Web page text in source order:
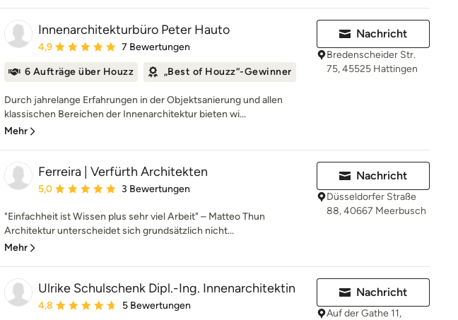
Innenarchitekturbüro Peter Hauto
Durchschnittliche Bewertung: 4.9 von 5 Sternen
4,9 7 Bewertungen
6 Aufträge über Houzz „Best of Houzz“-Gewinner
Durch jahrelange Erfahrungen in der Objektsanierung und allen
klassischen Bereichen der Innenarchitektur bieten wi...
Mehr
Nachricht
Bredenscheider Str.
75, 45525 Hattingen
Ferreira | Verfürth Architekten
Durchschnittliche Bewertung: 5 von 5 Sternen
5,0 3 Bewertungen
"Einfachheit ist Wissen plus sehr viel Arbeit" – Matteo Thun
Architektur unterscheidet sich grundsätzlich nicht...
Mehr
Nachricht
Düsseldorfer Straße
88, 40667 Meerbusch
Ulrike Schulschenk Dipl.-Ing. Innenarchitektin
Durchschnittliche Bewertung: 4.8 von 5 Sternen
4,8 5 Bewertungen
Nachricht
Auf der Gathe 11,